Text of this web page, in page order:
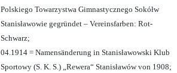
Polskiego Towarzystwa Gimnastycznego Sokółw
Stanisławowie gegründet – Vereinsfarben: Rot-
Schwarz;
04.1914 = Namensänderung in Stanisławowski Klub
Sportowy (S. K. S.) „Rewera“ Stanisławów von 1908;